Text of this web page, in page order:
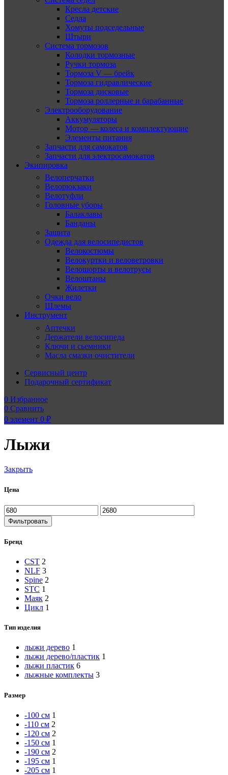
Кресла детские
Седла
Хомуты подседельные
Штыри
Система тормозов
Колодки тормозные
Ручки тормоза
Тормоза V — брейк
Тормоза гидравлические
Тормоза дисковые
Тормоза роллерные и барабанные
Электрооборудование
Аккумуляторы
Мотор — колеса и комплектующие
Элементы питания
Запчасти для самокатов
Запчасти для электросамокатов
Экипировка
Велоперчатки
Велорюкзаки
Велотуфли
Головные уборы
Балаклавы
Банданы
Защита
Одежда для велосипедистов
Велокостюмы
Велокуртки и веловетровки
Велошорты и велотрусы
Велоштаны
Жилетки
Очки вело
Шлемы
Инструмент
Аптечки
Держатели велосипеда
Ключи и сьемники
Масла смазки очистители
Сервисный центр
Подарочный сертификат
0 Избранное
0 Сравнить
0 элемент 0 ₽
Лыжи
Закрыть
Цена
Минимальная
цена
Максимальная
цена
Фильтровать
Бренд
CST 2
NLF 3
Spine 2
STC 1
Маяк 2
Цикл 1
Тип изделия
лыжи дерево 1
лыжи дерево/пластик 1
лыжи пластик 6
лыжные комплекты 3
Размер
-100 см 1
-110 см 2
-120 см 2
-150 см 1
-190 см 2
-195 см 1
-205 см 1